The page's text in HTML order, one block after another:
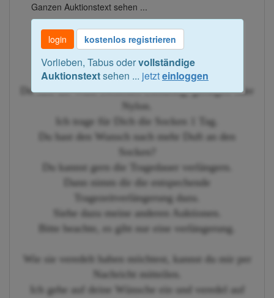
Ganzen Auktionstext sehen ...
login kostenlos registrieren
Vorlieben, Tabus odervollständige
Auktionstextsehen ... jetzteinloggen
Du hast die Wahl zwischen Einfarbig, geringelt oder
Nylon.
Ich trage für Dich die Socken 1 Tag.
Du hast den Wunsch nach mehr Duft an den
Socken?
Du kannst gern die Tragedauer verlängern.
Dann nimm dir die entspechende
Tragezeitverlängerung dazu.
Siehe dazu meine anderen Auktionen.
Bitte beachte, es gibt nur eine verlängerung.
Wie sie veredelt haben möchtest, kannst du mir per
Nachricht mitteilen.
Ich gehe auf deine Wünsche ein und veredel auf